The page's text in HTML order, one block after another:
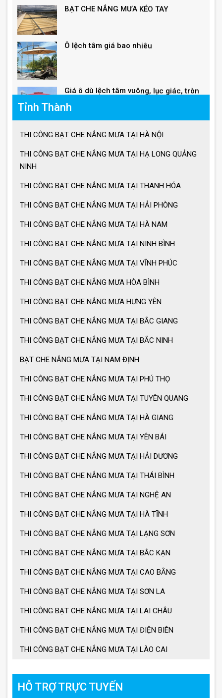
Giá ô lệch tâm vuông
Lưu ý khi sử dụng ô dù che nắng mưa
Cách chọn ô dù che nắng mưa
Ô dù che nắng mưa loại lớn
NHẤT 2021
Tỉnh Thành
THI CÔNG BẠT CHE NẮNG MƯA TẠI HÀ NỘI
THI CÔNG BẠT CHE NẮNG MƯA TẠI HẠ LONG QUẢNG
NINH
THI CÔNG BẠT CHE NẮNG MƯA TẠI THANH HÓA
THI CÔNG BẠT CHE NẮNG MƯA TẠI HẢI PHÒNG
THI CÔNG BẠT CHE NẮNG MƯA TẠI HÀ NAM
THI CÔNG BẠT CHE NẮNG MƯA TẠI NINH BÌNH
THI CÔNG BẠT CHE NẮNG MƯA TẠI VĨNH PHÚC
THI CÔNG BẠT CHE NẮNG MƯA HÒA BÌNH
THI CÔNG BẠT CHE NẮNG MƯA HƯNG YÊN
THI CÔNG BẠT CHE NẮNG MƯA TẠI BẮC GIANG
THI CÔNG BẠT CHE NẮNG MƯA TẠI BẮC NINH
BẠT CHE NẮNG MƯA TẠI NAM ĐỊNH
THI CÔNG BẠT CHE NẮNG MƯA TẠI PHÚ THỌ
THI CÔNG BẠT CHE NẮNG MƯA TẠI TUYÊN QUANG
THI CÔNG BẠT CHE NẮNG MƯA TẠI HÀ GIANG
THI CÔNG BẠT CHE NẮNG MƯA TẠI YÊN BÁI
THI CÔNG BẠT CHE NẮNG MƯA TẠI HẢI DƯƠNG
THI CÔNG BẠT CHE NẮNG MƯA TẠI THÁI BÌNH
THI CÔNG BẠT CHE NẮNG MƯA TẠI NGHỆ AN
THI CÔNG BẠT CHE NẮNG MƯA TẠI HÀ TĨNH
THI CÔNG BẠT CHE NẮNG MƯA TẠI LẠNG SƠN
THI CÔNG BẠT CHE NẮNG MƯA TẠI BẮC KẠN
THI CÔNG BẠT CHE NẮNG MƯA TẠI CAO BẰNG
THI CÔNG BẠT CHE NẮNG MƯA TẠI SƠN LA
THI CÔNG BẠT CHE NẮNG MƯA TẠI LAI CHÂU
THI CÔNG BẠT CHE NẮNG MƯA TẠI ĐIỆN BIÊN
THI CÔNG BẠT CHE NẮNG MƯA TẠI LÀO CAI
HỖ TRỢ TRỰC TUYẾN